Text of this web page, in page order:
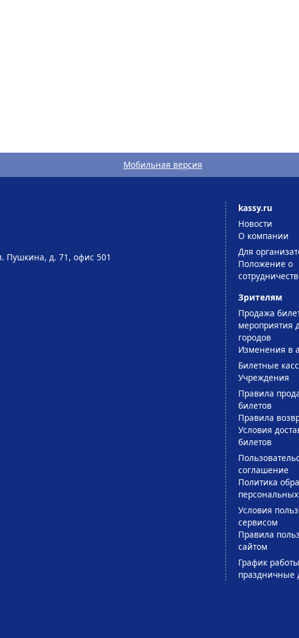
Мобильная версия
Пушкина, д. 71, офис 501
kassy.ru
Новости
О компании
Для
Положение о
Зрителям
Продажа
мероприятия
городов
Изменения в
Билетные
Учреждения
Правила
билетов
Правила
Условия
билетов
соглашение
Политика
Условия
сервисом
Правила
сайтом
График
праздничные